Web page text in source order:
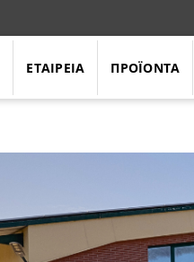
ΕΤΑΙΡΕΙΑ ΠΡΟΪΟΝΤΑ